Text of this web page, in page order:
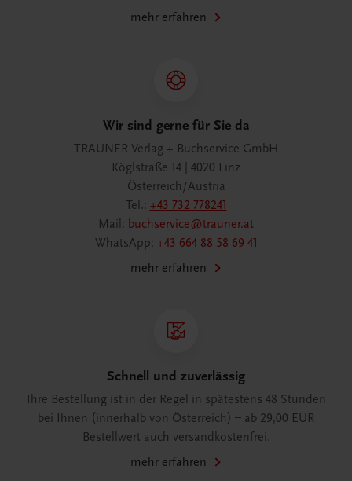
mehr erfahren
Wir sind gerne für Sie da
TRAUNER Verlag + Buchservice GmbH
Köglstraße 14 | 4020 Linz
Österreich/Austria
Tel.: +43 732 778241
Mail: buchservice@trauner.at
WhatsApp: +43 664 88 58 69 41
mehr erfahren
Schnell und zuverlässig
Ihre Bestellung ist in der Regel in spätestens 48 Stunden
bei Ihnen (innerhalb von Österreich) – ab 29,00 EUR
Bestellwert auch versandkostenfrei.
mehr erfahren